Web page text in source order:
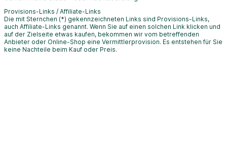
Provisions-Links / Affiliate-Links
Die mit Sternchen (*) gekennzeichneten Links sind Provisions-Links,
auch Affiliate-Links genannt. Wenn Sie auf einen solchen Link klicken und
auf der Zielseite etwas kaufen, bekommen wir vom betreffenden
Anbieter oder Online-Shop eine Vermittlerprovision. Es entstehen für Sie
keine Nachteile beim Kauf oder Preis.